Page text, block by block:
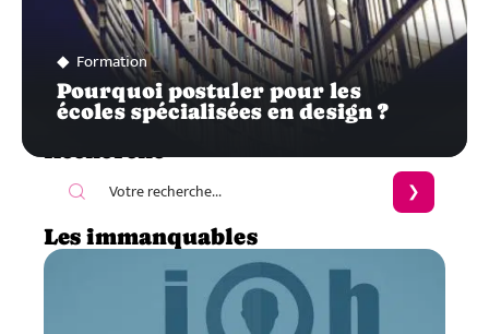
Formation
Pourquoi postuler pour les
écoles spécialisées en design ?
Recherche
Les immanquables